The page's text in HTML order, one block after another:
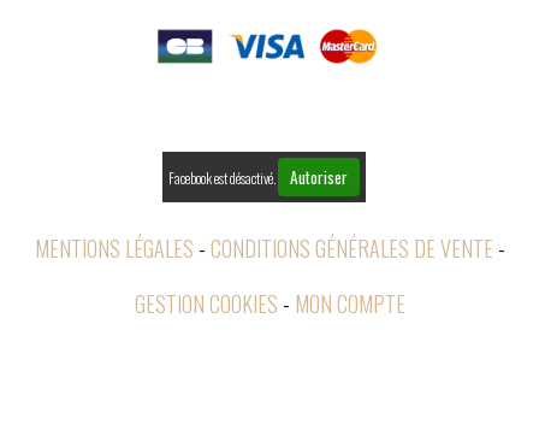
Facebook est désactivé. Autoriser
MENTIONS LÉGALES CONDITIONS GÉNÉRALES DE VENTE
GESTION COOKIES
MON COMPTE